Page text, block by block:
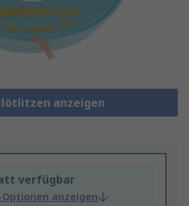
anzeigen
verfügbar
anzeigen